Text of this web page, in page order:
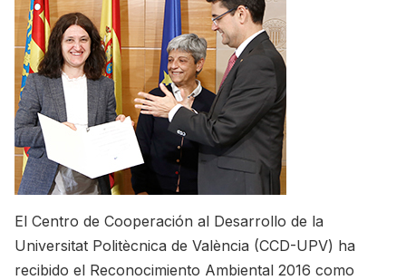
El Centro de Cooperación al Desarrollo de la
Universitat Politècnica de València (CCD-UPV) ha
recibido el Reconocimiento Ambiental 2016 como